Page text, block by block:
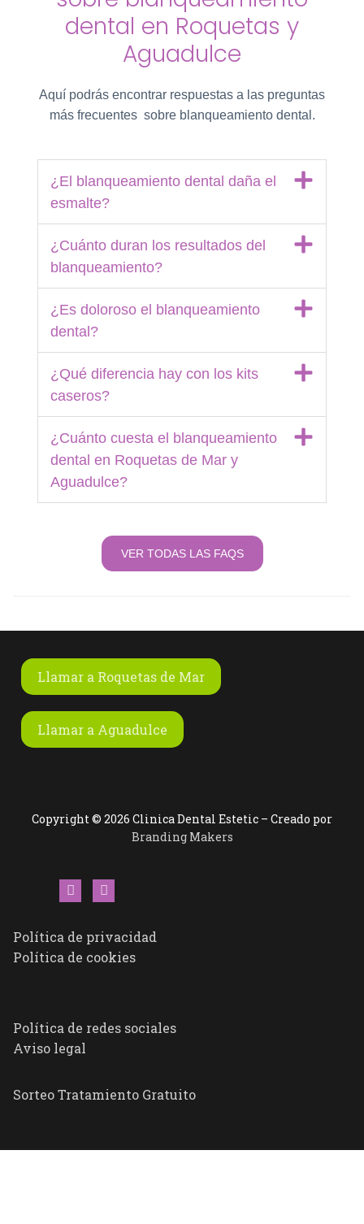
dental en Roquetas y
Aguadulce
Aquí podrás encontrar respuestas a las preguntas
más frecuentes sobre blanqueamiento dental.
¿El blanqueamiento dental daña el
esmalte?
¿Cuánto duran los resultados del
blanqueamiento?
¿Es doloroso el blanqueamiento
dental?
¿Qué diferencia hay con los kits
caseros?
¿Cuánto cuesta el blanqueamiento
dental en Roquetas de Mar y
Aguadulce?
VER TODAS LAS FAQS
Llamar a Roquetas de Mar
Llamar a Aguadulce
Copyright © 2026 Clinica Dental Estetic – Creado por
Branding Makers
Política de privacidad
Política de cookies
Política de redes sociales
Aviso legal
Sorteo Tratamiento Gratuito